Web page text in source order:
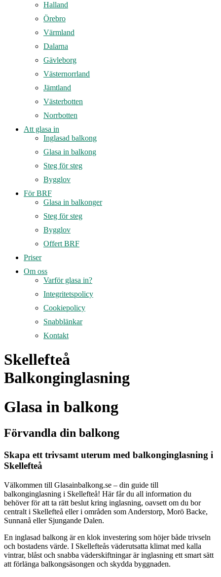
Halland
Örebro
Värmland
Dalarna
Gävleborg
Västernorrland
Jämtland
Västerbotten
Norrbotten
Att glasa in
Inglasad balkong
Glasa in balkong
Steg för steg
Bygglov
För BRF
Glasa in balkonger
Steg för steg
Bygglov
Offert BRF
Priser
Om oss
Varför glasa in?
Integritetspolicy
Cookiepolicy
Snabblänkar
Kontakt
Skellefteå
Balkonginglasning
Glasa in balkong
Förvandla din balkong
Skapa ett trivsamt uterum med balkonginglasning i
Skellefteå
Välkommen till Glasainbalkong.se – din guide till
balkonginglasning i Skellefteå! Här får du all information du
behöver för att ta rätt beslut kring inglasning, oavsett om du bor
centralt i Skellefteå eller i områden som Anderstorp, Morö Backe,
Sunnanå eller Sjungande Dalen.
En inglasad balkong är en klok investering som höjer både trivseln
och bostadens värde. I Skellefteås väderutsatta klimat med kalla
vintrar, blåst och snabba väderskiftningar är inglasning ett smart sätt
att förlänga balkongsäsongen och skydda byggnaden.